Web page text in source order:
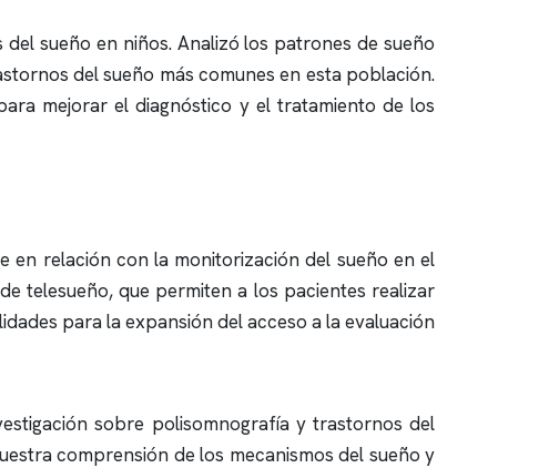
sueño en niños. Analizó los patrones de sueño
del sueño más comunes en esta población.
mejorar el diagnóstico y el tratamiento de los
en relación con la monitorización del sueño en el
telesueño, que permiten a los pacientes realizar
para la expansión del acceso a la evaluación
sobre polisomnografíay trastornos del
comprensión de los mecanismos del sueño y